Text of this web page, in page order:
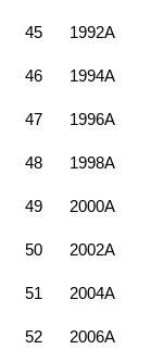
45 1992A
46 1994A
47 1996A
48 1998A
49 2000A
50 2002A
51 2004A
52 2006A